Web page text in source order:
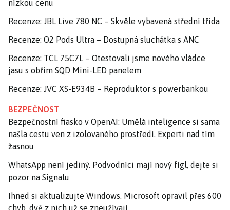
nízkou cenu
Recenze: JBL Live 780 NC – Skvěle vybavená střední třída
Recenze: O2 Pods Ultra – Dostupná sluchátka s ANC
Recenze: TCL 75C7L – Otestovali jsme nového vládce
jasu s obřím SQD Mini-LED panelem
Recenze: JVC XS-E934B – Reproduktor s powerbankou
BEZPEČNOST
Bezpečnostní fiasko v OpenAI: Umělá inteligence si sama
našla cestu ven z izolovaného prostředí. Experti nad tím
žasnou
WhatsApp není jediný. Podvodníci mají nový fígl, dejte si
pozor na Signalu
Ihned si aktualizujte Windows. Microsoft opravil přes 600
chyb, dvě z nich už se zneužívají